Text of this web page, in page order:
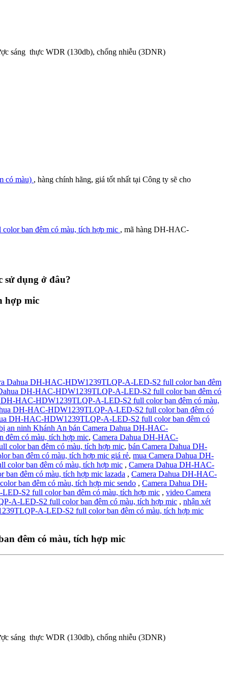
sáng thực WDR (130db), chống nhiễu (3DNR)
có màu) , hàng chính hãng, giá tốt nhất tại Công ty sẽ cho
ban đêm có màu, tích hợp mic , mã hàng DH-HAC-
sử dụng ở đâu?
hợp mic
Dahua DH-HAC-HDW1239TLQP-A-LED-S2 full color ban đêm
DH-HAC-HDW1239TLQP-A-LED-S2 full color ban đêm có
DH-HAC-HDW1239TLQP-A-LED-S2 full color ban đêm có màu,
DH-HAC-HDW1239TLQP-A-LED-S2 full color ban đêm có
DH-HAC-HDW1239TLQP-A-LED-S2 full color ban đêm có
an ninh Khánh An bán Camera Dahua DH-HAC-
có màu, tích hợp mic, Camera Dahua DH-HAC-
color ban đêm có màu, tích hợp mic, bán Camera Dahua DH-
ban đêm có màu, tích hợp mic giá rẻ, mua Camera Dahua DH-
ban đêm có màu, tích hợp mic , Camera Dahua DH-HAC-
đêm có màu, tích hợp mic lazada , Camera Dahua DH-HAC-
ban đêm có màu, tích hợp mic sendo , Camera Dahua DH-
S2 full color ban đêm có màu, tích hợp mic , video Camera
A-LED-S2 full color ban đêm có màu, tích hợp mic , nhận xét
A-LED-S2 full color ban đêm có màu, tích hợp mic
đêm có màu, tích hợp mic
sáng thực WDR (130db), chống nhiễu (3DNR)